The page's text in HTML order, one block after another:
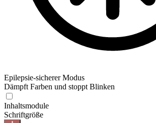
Epilepsie-sicherer Modus
Dämpft Farben und stoppt Blinken
Inhaltsmodule
Schriftgröße